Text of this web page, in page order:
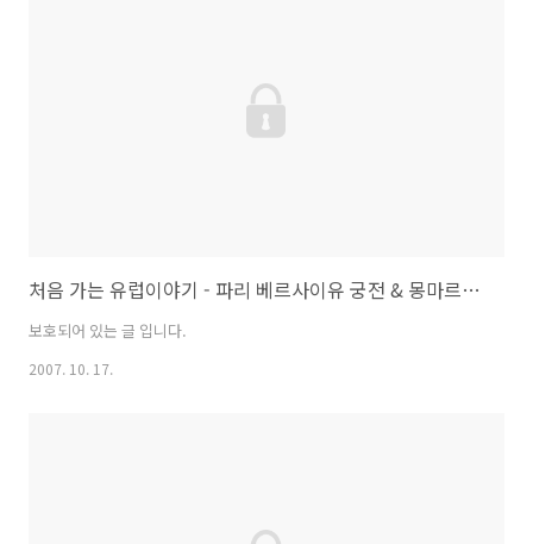
처음 가는 유럽이야기 - 파리 베르사이유 궁전 & 몽마르뜨 언덕
보호되어 있는 글 입니다.
2007. 10. 17.